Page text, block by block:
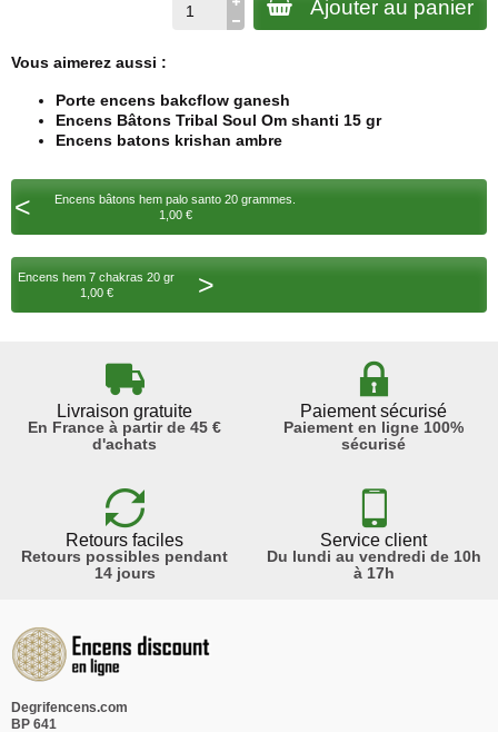
Ajouter au panier
Vous aimerez aussi :
Porte encens bakcflow ganesh
Encens Bâtons Tribal Soul Om shanti 15 gr
Encens batons krishan ambre
<
Encens bâtons hem palo santo 20 grammes.
1,00 €
Encens hem 7 chakras 20 gr
1,00 €
>
Livraison gratuite
En France à partir de 45 €
d'achats
Paiement sécurisé
Paiement en ligne 100%
sécurisé
Retours faciles
Retours possibles pendant
14 jours
Service client
Du lundi au vendredi de 10h
à 17h
Degrifencens.com
BP 641